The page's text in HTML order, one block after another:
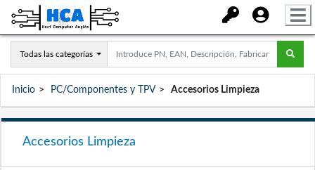
Todas las categorías
Inicio PC/Componentes y TPV Accesorios Limpieza
Accesorios Limpieza